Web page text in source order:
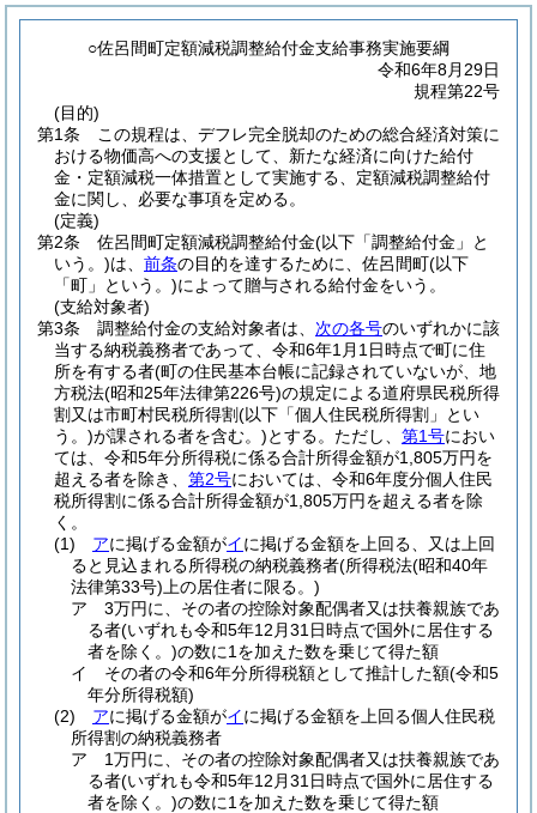
○佐呂間町定額減税調整給付金支給事務実施要綱
令和6年8月29日
規程第22号
(目的)
第1条
この規程は、デフレ完全脱却のための総合経済対策に
おける物価高への支援として、新たな経済に向けた給付
金・定額減税一体措置として実施する、定額減税調整給付
金に関し、必要な事項を定める。
(定義)
第2条
佐呂間町定額減税調整給付金(以下「調整給付金」と
いう。)は、 前条の目的を達するために、佐呂間町(以下
「町」という。)によって贈与される給付金をいう。
(支給対象者)
第3条
調整給付金の支給対象者は、 次の各号のいずれかに該
当する納税義務者であって、令和6年1月1日時点で町に住
所を有する者(町の住民基本台帳に記録されていないが、地
方税法(昭和25年法律第226号)の規定による道府県民税所得
割又は市町村民税所得割(以下「個人住民税所得割」とい
う。)が課される者を含む。)とする。 ただし、 第1号におい
ては、令和5年分所得税に係る合計所得金額が1,805万円を
超える者を除き、 第2号においては、令和6年度分個人住民
税所得割に係る合計所得金額が1,805万円を超える者を除
く。
(1)
アに掲げる金額がイに掲げる金額を上回る、又は上回
ると見込まれる所得税の納税義務者(所得税法(昭和40年
法律第33号) 上の居住者に限る。)
ア
3万円に、その者の控除対象配偶者又は扶養親族であ
る者(いずれも令和5年12月31日時点で国外に居住する
者を除く。)の数に1を加えた数を乗じて得た額
イ
その者の令和6年分所得税額として推計した額(令和5
年分所得税額)
(2)
アに掲げる金額がイに掲げる金額を上回る個人住民税
所得割の納税義務者
ア
1万円に、その者の控除対象配偶者又は扶養親族であ
る者(いずれも令和5年12月31日時点で国外に居住する
者を除く。)の数に1を加えた数を乗じて得た額